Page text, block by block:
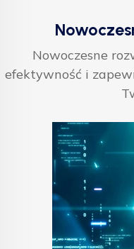
Nowoczesne
efektywność i